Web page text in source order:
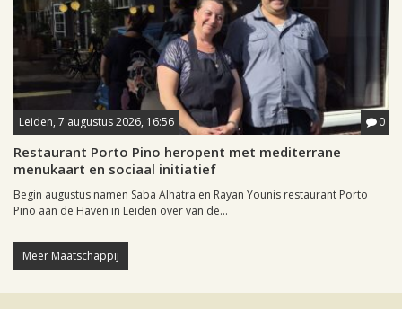
Leiden, 7 augustus 2026, 16:56 0
Restaurant Porto Pino heropent met mediterrane
menukaart en sociaal initiatief
Begin augustus namen Saba Alhatra en Rayan Younis restaurant Porto
Pino aan de Haven in Leiden over van de...
Meer Maatschappij